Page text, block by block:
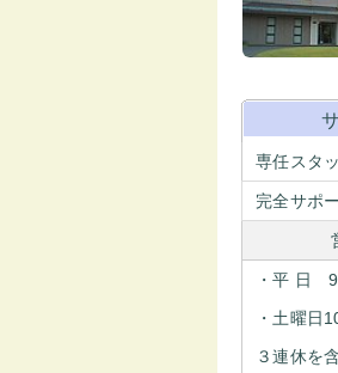
専任スタ
完全サポ
・平 日
・土曜日
３連休を